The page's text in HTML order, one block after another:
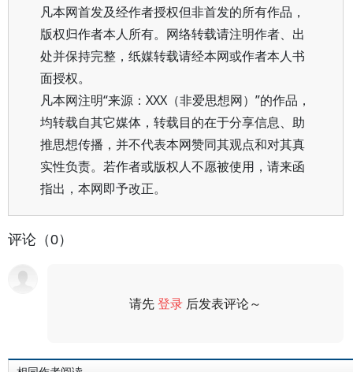
凡本网首发及经作者授权但非首发的所有作品，
版权归作者本人所有。网络转载请注明作者、出
处并保持完整，纸媒转载请经本网或作者本人书
面授权。
凡本网注明“来源：XXX（非爱思想网）”的作品，
均转载自其它媒体，转载目的在于分享信息、助
推思想传播，并不代表本网赞同其观点和对其真
实性负责。若作者或版权人不愿被使用，请来函
指出，本网即予改正。
评论（0）
请先登录 后发表评论～